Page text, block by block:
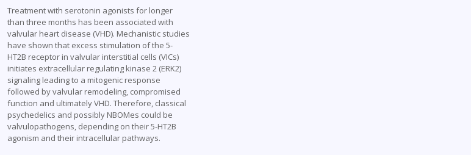
Treatment with serotonin agonists for longer
than three months has been associated with
valvular heart disease (VHD). Mechanistic studies
have shown that excess stimulation of the 5-
HT2B receptor in valvular interstitial cells (VICs)
initiates extracellular regulating kinase 2 (ERK2)
signaling leading to a mitogenic response
followed by valvular remodeling, compromised
function and ultimately VHD. Therefore, classical
psychedelics and possibly NBOMes could be
valvulopathogens, depending on their 5-HT2B
agonism and their intracellular pathways.